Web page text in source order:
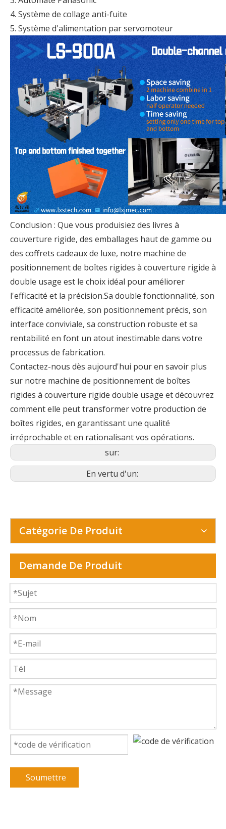
4. Système de collage anti-fuite
5. Système d'alimentation par servomoteur
Conclusion : Que vous produisiez des livres à
couverture rigide, des emballages haut de gamme ou
des coffrets cadeaux de luxe, notre machine de
positionnement de boîtes rigides à couverture rigide à
double usage est le choix idéal pour améliorer
l'efficacité et la précision.Sa double fonctionnalité, son
efficacité améliorée, son positionnement précis, son
interface conviviale, sa construction robuste et sa
rentabilité en font un atout inestimable dans votre
processus de fabrication.
Contactez-nous dès aujourd'hui pour en savoir plus
sur notre machine de positionnement de boîtes
rigides à couverture rigide double usage et découvrez
comment elle peut transformer votre production de
boîtes rigides, en garantissant une qualité
irréprochable et en rationalisant vos opérations.
sur:
En vertu d'un:
Catégorie De Produit
Demande De Produit
Soumettre